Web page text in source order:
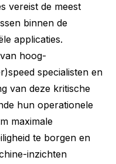
vereist de meest
binnen de
applicaties.
hoog-
specialisten en
van deze kritische
hun operationele
maximale
te borgen en
inzichten